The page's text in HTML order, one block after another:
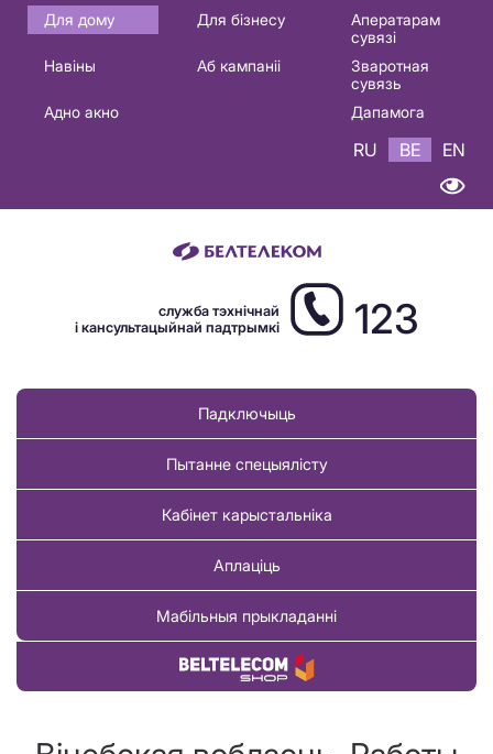
Основная
навигация
Для дому Для бізнесу
Аператарам
сувязі
Навіны
Аб кампаніі
Зваротная
сувязь
Адно акно
Дапамога
RU BE EN
служба тэхнічнай
і кансультацыйнай падтрымкі
123
Падключыць
Пытанне спецыялісту
Кабінет карыстальніка
Аплаціць
Мабільныя прыкладанні
Купіць тавар